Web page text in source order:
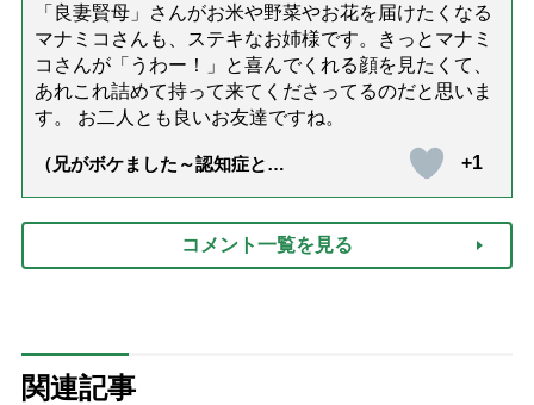
「良妻賢母」さんがお米や野菜やお花を届けたくなる
マナミコさんも、ステキなお姉様です。きっとマナミ
コさんが「うわー！」と喜んでくれる顔を見たくて、
あれこれ詰めて持って来てくださってるのだと思いま
す。 お二人とも良いお友達ですね。
（兄がボケました～認知症と介
達』が届きました」）
+1
コメント一覧を見る
関連記事